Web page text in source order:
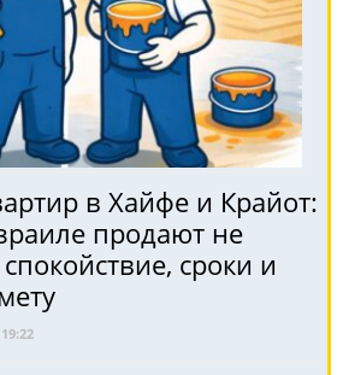
в Хайфе и Крайот:
продают не
сроки и